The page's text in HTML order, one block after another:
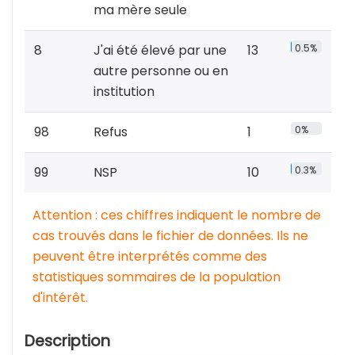
ma mère seule
8
J'ai été élevé par une
autre personne ou en
institution
13 0.5%
98 Refus 1 0%
99 NSP 10 0.3%
Attention : ces chiffres indiquent le nombre de
cas trouvés dans le fichier de données. Ils ne
peuvent être interprétés comme des
statistiques sommaires de la population
d'intérêt.
Description